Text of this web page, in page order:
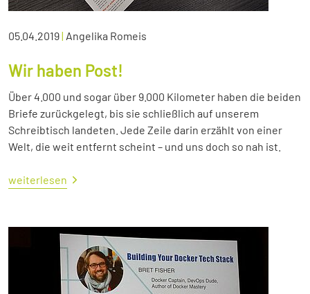
05.04.2019| Angelika Romeis
Wir haben Post!
Über 4.000 und sogar über 9.000 Kilometer haben die beiden
Briefe zurückgelegt, bis sie schließlich auf unserem
Schreibtisch landeten. Jede Zeile darin erzählt von einer
Welt, die weit entfernt scheint – und uns doch so nah ist.
weiterlesen